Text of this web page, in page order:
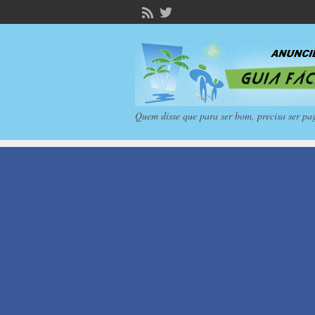
Quem disse que para ser bom, precisa ser